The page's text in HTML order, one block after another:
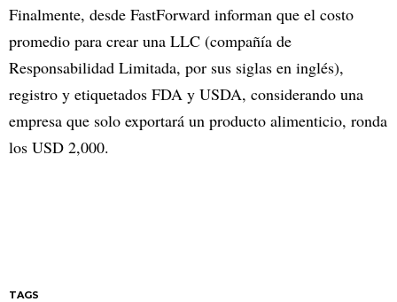
Finalmente, desde FastForward informan que el costo
promedio para crear una LLC (compañía de
Responsabilidad Limitada, por sus siglas en inglés),
registro y etiquetados FDA y USDA, considerando una
empresa que solo exportará un producto alimenticio, ronda
los USD 2,000.
TAGS